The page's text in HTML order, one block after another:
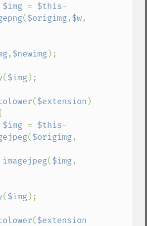
$img = $this-
($origimg,$w
,$newimg);
($img);
($extension )
$img = $this-
($origimg
imagejpeg($img
($img);
(